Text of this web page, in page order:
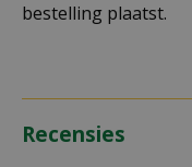
bestelling plaatst.
Recensies